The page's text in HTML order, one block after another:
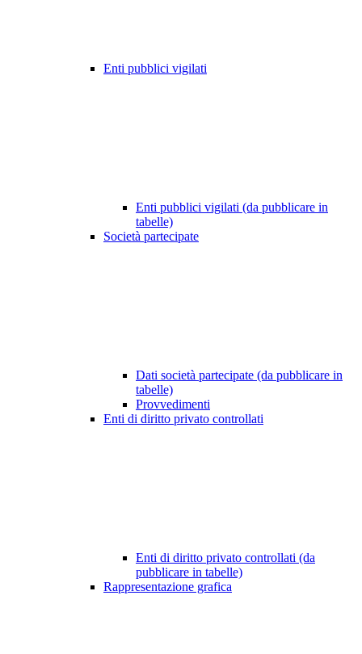
Enti pubblici vigilati
Enti pubblici vigilati (da pubblicare in
tabelle)
Società partecipate
Dati società partecipate (da pubblicare in
tabelle)
Provvedimenti
Enti di diritto privato controllati
Enti di diritto privato controllati (da
pubblicare in tabelle)
Rappresentazione grafica